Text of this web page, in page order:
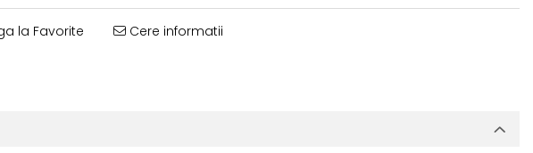
la Favorite Cere informatii